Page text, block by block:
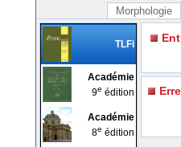
Morphologie
TLFi
Académie
9e édition
Académie
8e édition